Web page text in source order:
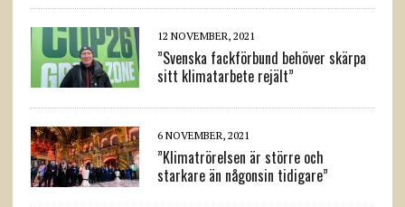
12 NOVEMBER, 2021
”Svenska fackförbund behöver skärpa
sitt klimatarbete rejält”
6 NOVEMBER, 2021
”Klimatrörelsen är större och
starkare än någonsin tidigare”